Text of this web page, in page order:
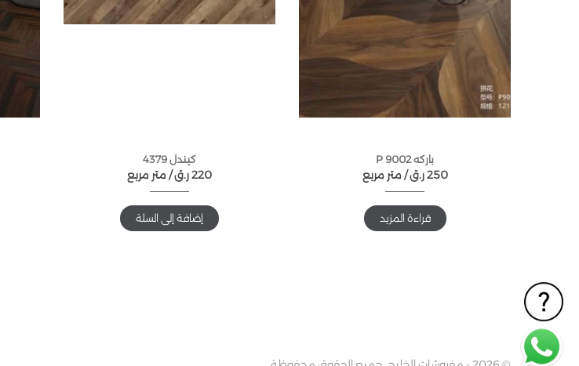
باركه P 9002
متر مربع / 250ر.ق
قراءة المزيد
كيندل 4379
متر مربع / 220ر.ق
إضافة إلى السلة